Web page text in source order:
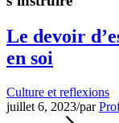
Le devoir
en soi
Culture et reflexions
juillet 6, 2023/par